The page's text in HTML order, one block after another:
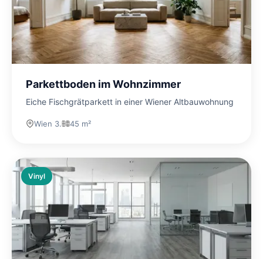
Parkettboden im Wohnzimmer
Eiche Fischgrätparkett in einer Wiener Altbauwohnung
Wien 3. 45 m²
Vinyl